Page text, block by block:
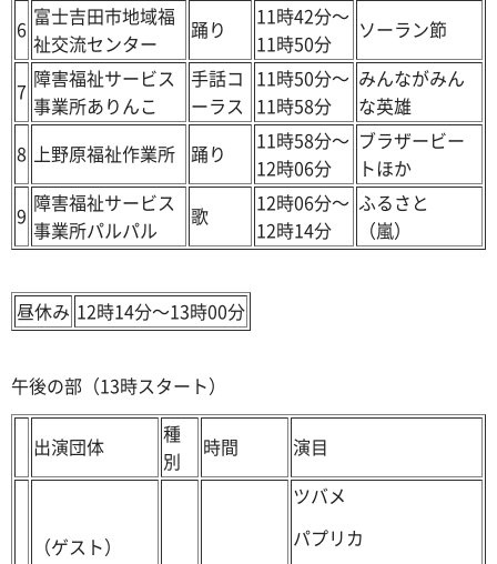
6 富士吉田市地域福
祉交流センター
踊り
11時42分～
11時50分
ソーラン節
7 障害福祉サービス
事業所ありんこ
手話コ
ーラス
11時50分～
11時58分
みんながみん
な英雄
8 上野原福祉作業所 踊り
11時58分～
12時06分
ブラザービー
トほか
9 障害福祉サービス
事業所パルパル
歌
12時06分～
12時14分
ふるさと
（嵐）
昼休み 12時14分～13時00分
午後の部（13時スタート）
出演団体
種
別
時間 演目
（ゲスト）
ツバメ
パプリカ